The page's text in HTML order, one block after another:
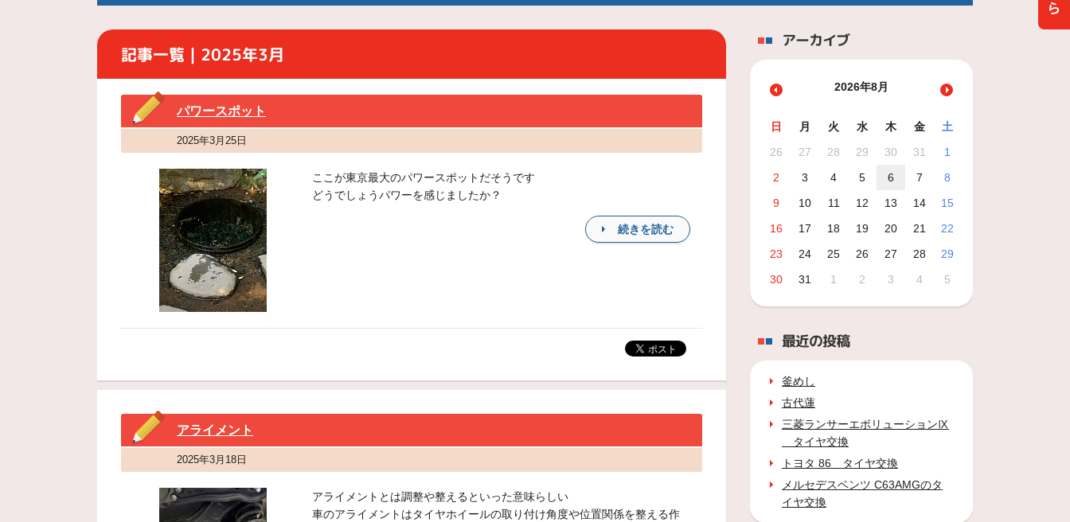
記事一覧｜2025年3月
パワースポット
2025年3月25日
ここが東京最大のパワースポットだそうです
どうでしょうパワーを感じましたか？
続きを読む
アライメント
2025年3月18日
アライメントとは調整や整えるといった意味らしい
車のアライメントはタイヤホイールの取り付け角度や位置関係を整える作
アーカイブ
2026年8月
日 月 火 水 木 金
土
26
27 28 29 30 31
1
2
3 4 5 6 7
8
9
10 11 12 13 14
15
16
17 18 19 20 21
22
23
24 25 26 27 28
29
30
31 1 2 3 4 5
最近の投稿
釜めし
古代蓮
三菱ランサーエボリューションⅨ
タイヤ交換
トヨタ 86 タイヤ交換
メルセデスベンツ C63AMGのタ
イヤ交換